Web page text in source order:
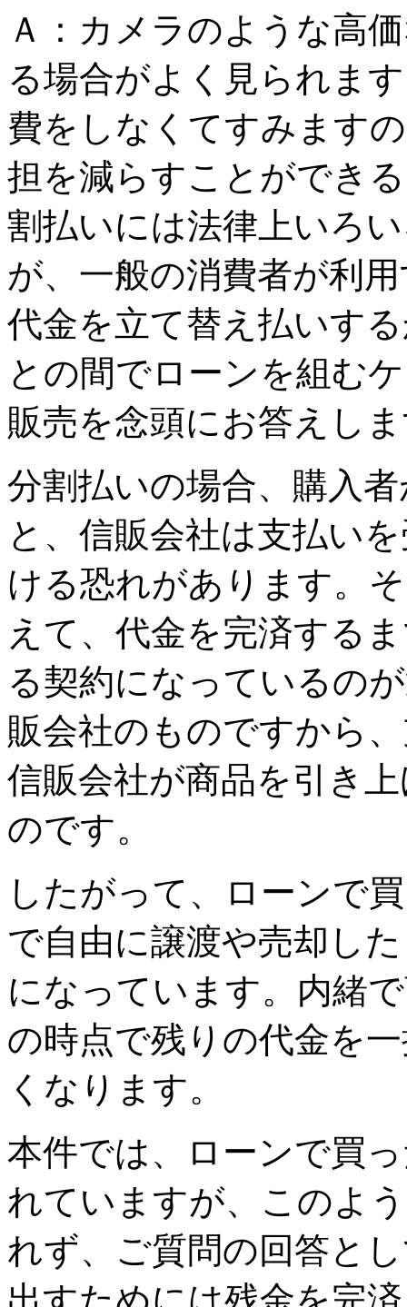
Ａ： カメラのような高
る場合がよく見られま
費をしなくてすみます
担を減らすことができ
割払いには法律上いろ
が、一般の消費者が利
代金を立て替え払いす
との間でローンを組む
販売を念頭にお答えし
分割払いの場合、購入
と、信販会社は支払い
ける恐れがあります。
えて、代金を完済する
る契約になっているの
販会社のものですから
信販会社が商品を引き
のです。
したがって、ローンで
で自由に譲渡や売却し
になっています。内緒
の時点で残りの代金を
くなります。
本件では、ローンで買
れていますが、このよ
れず、ご質問の回答と